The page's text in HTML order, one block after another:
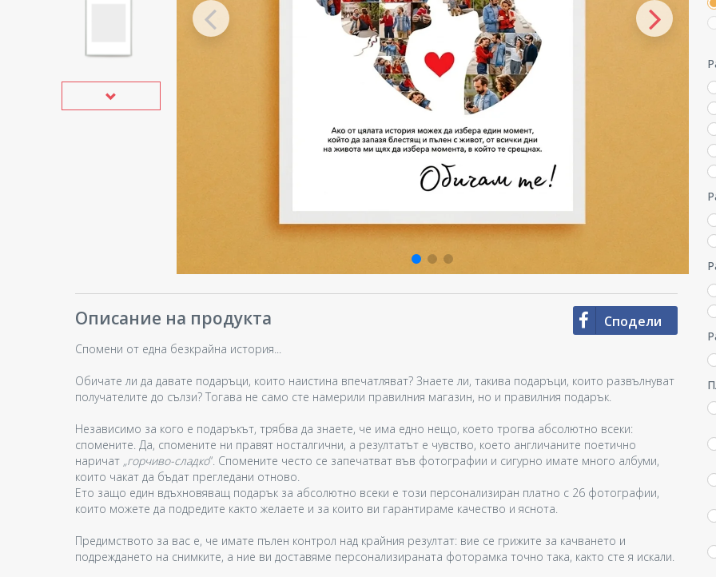
Описание на продукта Сподели
Спомени от една безкрайна история...
Обичате ли да давате подаръци, които наистина впечатляват? Знаете ли, такива подаръци, които развълнуват
получателите до сълзи? Тогава не само сте намерили правилния магазин, но и правилния подарък.
Независимо за кого е подаръкът, трябва да знаете, че има едно нещо, което трогва абсолютно всеки:
спомените. Да, спомените ни правят носталгични, а резултатът е чувство, което англичаните поетично
наричат „горчиво-сладко“. Спомените често се запечатват във фотографии и сигурно имате много албуми,
които чакат да бъдат прегледани отново.
Ето защо един вдъхновяващ подарък за абсолютно всеки е този персонализиран платно с 26 фотографии,
които можете да подредите както желаете и за които ви гарантираме качество и яснота.
Предимството за вас е, че имате пълен контрол над крайния резултат: вие се грижите за качването и
подреждането на снимките, а ние ви доставяме персонализираната фоторамка точно така, както сте я искали.